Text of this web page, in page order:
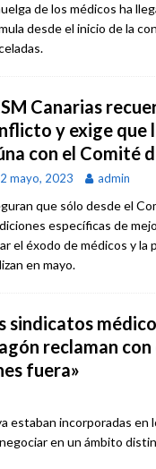
de los médicos ha
desde el inicio de la
Canarias
y exige que
con el Comité
mayo, 2023 admin
que sólo desde el
específicas de
el éxodo de médicos y la
en mayo.
sindicatos
reclaman
fuera»
estaban incorporadas en
en un ámbito